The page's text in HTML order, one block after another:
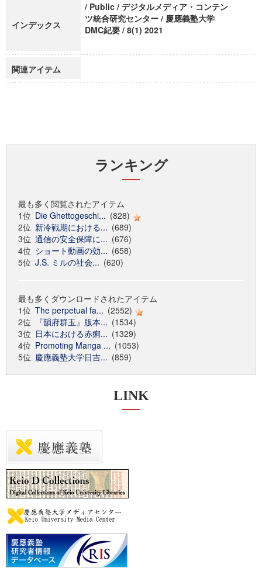
インデックス
/ Public / デジタルメディア・コンテン
ツ統合研究センター / 慶應義塾大学
DMC紀要 / 8(1) 2021
関連アイテム
ランキング
最も多く閲覧されたアイテム
1位 Die Ghettogeschi... (828)
2位 新冷戦期における... (689)
3位 通信の安全保障に... (676)
4位 ショート動画の効... (658)
5位 J.S. ミルの社会... (620)
最も多くダウンロードされたアイテム
1位 The perpetual fa... (2552)
2位
『韻府群玉』版本... (1534)
3位 日本における赤痢... (1329)
4位 Promoting Manga ... (1053)
5位 慶應義塾大学日吉... (859)
LINK